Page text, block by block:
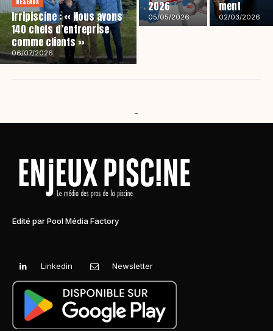
Irripiscine : « Nous avons
140 chefs d’entreprise
comme clients »
06/07/2026
2026
05/05/2026
ment
02/03/2026
-
Edité par Pool Média Factory
Linkedin Newsletter